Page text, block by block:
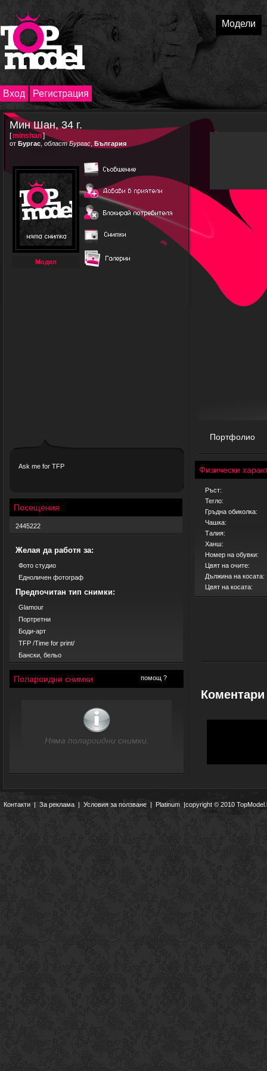
Модели
Вход Регистрация
Мин Шан, 34 г.
[minshan]
от Бургас област Бургас България
Модел
Ask me for TFP
Посещения
2445222
Желая да работя за:
Фото студио
Едноличен фотограф
Предпочитан тип снимки:
Glamour
Портретни
Боди-арт
TFP /Time for print/
Бански, бельо
Полароидни снимки помощ ?
Няма полароидни снимки.
Портфолио
Физически
Ръст:
Тегло:
Гръдна обиколка:
Чашка:
Талия:
Ханш:
Номер на обувки:
Цвят на очите:
Дължина на косата:
Цвят на косата:
Коментари
Контакти|За реклама | Условия за ползване | Platinum |copyright © 2010